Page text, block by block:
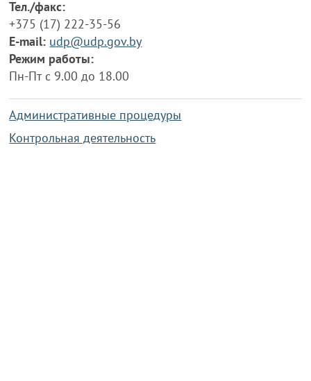
Тел./факс:
+375 (17) 222-35-56
E-mail: udp@udp.gov.by
Режим работы:
Пн-Пт с 9.00 до 18.00
Административные процедуры
Контрольная деятельность